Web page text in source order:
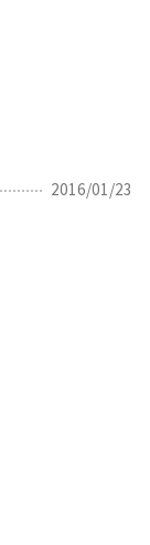
2016/01/23